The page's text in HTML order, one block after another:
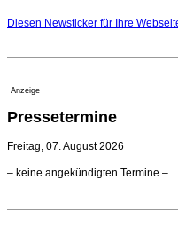
Nationaltheater
Regensburger
Kammerorchester
verlängert bis 2030
Ensemblemitglieder
Diesen Newsticker für Ihre
Anzeige
Pressetermine
Freitag, 07. August 2026
– keine angekündigten Termine –